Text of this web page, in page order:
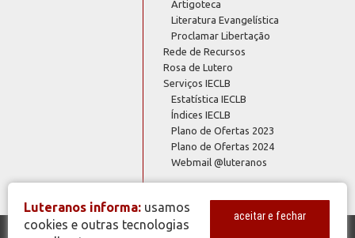
Artigoteca
Literatura Evangelística
Proclamar Libertação
Rede de Recursos
Rosa de Lutero
Serviços IECLB
Estatística IECLB
Índices IECLB
Plano de Ofertas 2023
Plano de Ofertas 2024
Webmail @luteranos
Luteranos informa: usamos
cookies e outras tecnologias
aceitar e fechar